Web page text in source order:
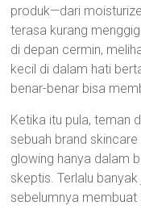
produk—dari
terasa kurang
di depan cermin,
kecil di dalam hati
benar-benar bisa
Ketika itu pula, teman
sebuah brand
glowing hanya dalam
skeptis. Terlalu
sebelumnya membuat